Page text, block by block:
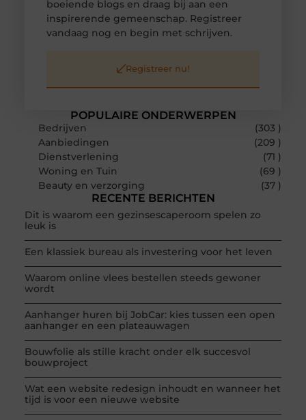
POPULAIRE ONDERWERPEN
Bedrijven
(303 )
Aanbiedingen
(209 )
Dienstverlening
(71 )
Woning en Tuin
(69 )
Beauty en verzorging
(37 )
RECENTE BERICHTEN
Dit is waarom een gezinsescaperoom spelen zo
leuk is
Een klassiek bureau als investering voor het leven
Waarom online vlees bestellen steeds gewoner
wordt
Aanhanger huren bij JobCar: kies tussen een open
aanhanger en een plateauwagen
Bouwfolie als stille kracht onder elk succesvol
bouwproject
Wat een website redesign inhoudt en wanneer het
tijd is voor een nieuwe website
boeiende blogs en draag bij aan een
inspirerende gemeenschap. Registreer
vandaag nog en begin met schrijven.
Registreer nu!